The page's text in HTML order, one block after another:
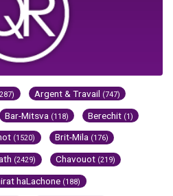
Argent & Travail (747)
Bar-Mitsva (118) Berechit (1)
(1520) Brit-Mila (176)
(2429) Chavouot (219)
haLachone (188)